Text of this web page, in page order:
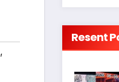
,
Resent